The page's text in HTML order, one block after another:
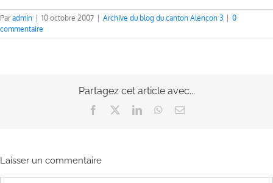
Paradmin 10 octobre 2007 Archive du blog du canton Alençon 3
0
commentaire
Partagez cet article avec...
Facebook LinkedInWhatsApp
Email
Laisser un commentaire